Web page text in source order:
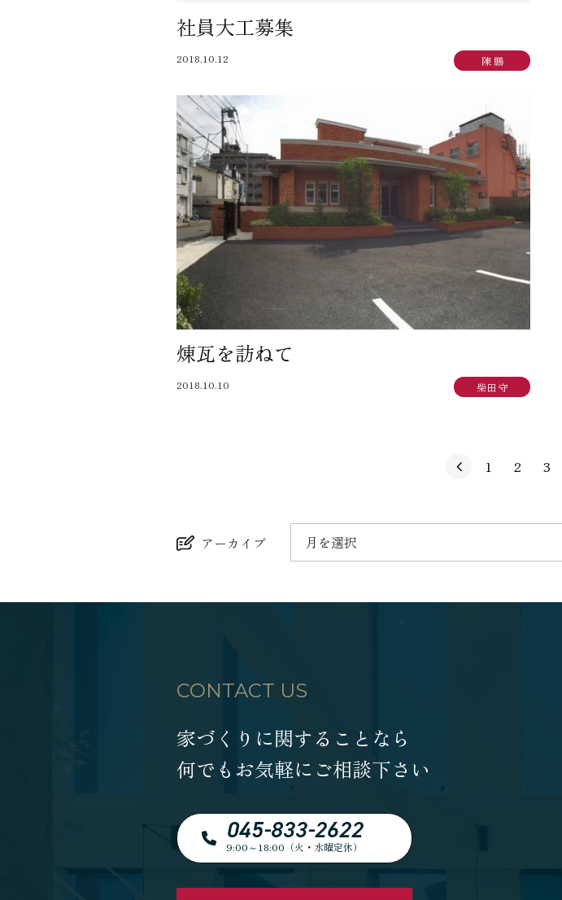
社員大工募集
2018.10.12 陳 鵬
煉瓦を訪ねて
2018.10.10 柴田 守
1 2 3
アーカイブ 月を選択
CONTACT US
家づくりに関することなら
何でもお気軽にご相談下さい
045-833-2622
9:00～18:00（火・水曜定休）